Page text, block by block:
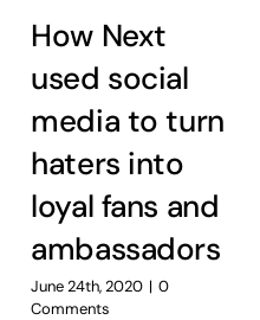
How Next
used social
media to turn
haters into
loyal fans and
ambassadors
June 24th, 2020 | 0
Comments